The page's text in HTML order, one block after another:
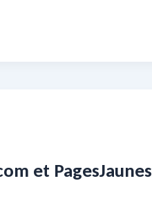
et PagesJaunes